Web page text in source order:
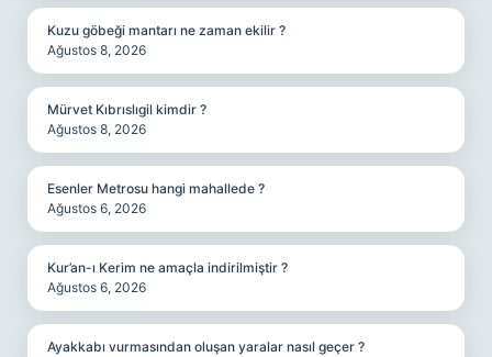
Kuzu göbeği mantarı ne zaman ekilir ?
Ağustos 8, 2026
Mürvet Kıbrıslıgil kimdir ?
Ağustos 8, 2026
Esenler Metrosu hangi mahallede ?
Ağustos 6, 2026
Kur’an-ı Kerim ne amaçla indirilmiştir ?
Ağustos 6, 2026
Ayakkabı vurmasından oluşan yaralar nasıl geçer ?